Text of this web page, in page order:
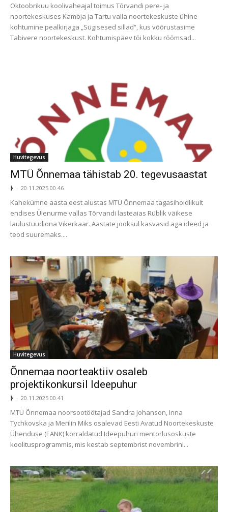
Oktoobrikuu koolivaheajal toimus Tõrvandi pere- ja
noortekeskuses Kambja ja Tartu valla noortekeskuste ühine
kohtumine pealkirjaga „Sügisesed sillad“, kus võõrustasime
Tabivere noortekeskust. Kohtumispäev tõi kokku rõõmsad...
Huvitegevus
MTÜ Õnnemaa tähistab 20. tegevusaastat
ᚦ - 20.11.2025 00.46
Kahekümne aasta eest alustas MTÜ Õnnemaa tagasihoidlikult
endises Ülenurme vallas Tõrvandi lasteaias Rüblik väikese
laulustuudiona Vikerkaar. Aastate jooksul kasvasid aga ideed ja
teod suuremaks....
Huvitegevus
Õnnemaa noorteaktiiv osaleb
projektikonkursil Ideepuhur
ᚦ - 20.11.2025 00.41
MTÜ Õnnemaa noorsootöötajad Sandra Johanson, Inna
Tychkovska ja Merilin Miks osalevad Eesti Avatud Noortekeskuste
Ühenduse (EANK) korraldatud Ideepuhuri mentorlusoskuste
koolitusprogrammis, mis kestab septembrist novembrini...